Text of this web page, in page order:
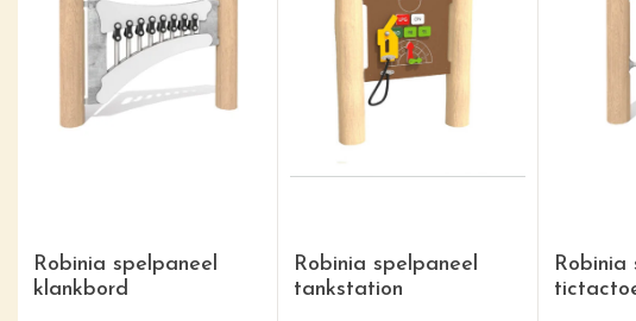
Robinia spelpaneel
klankbord
Robinia spelpaneel
tankstation
Robinia